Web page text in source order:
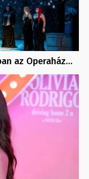
az Operaház…